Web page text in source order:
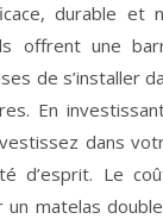
durable et
offrent une
de s’installer
En
dans
d’esprit. Le
un matelas